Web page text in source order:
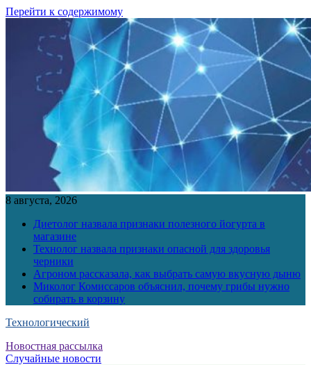
Перейти к содержимому
8 августа, 2026
Диетолог назвала признаки полезного йогурта в
магазине
Технолог назвала признаки опасной для здоровья
черники
Агроном рассказала, как выбрать самую вкусную дыню
Миколог Комиссаров объяснил, почему грибы нужно
собирать в корзину
Технологический
Новостная рассылка
Случайные новости